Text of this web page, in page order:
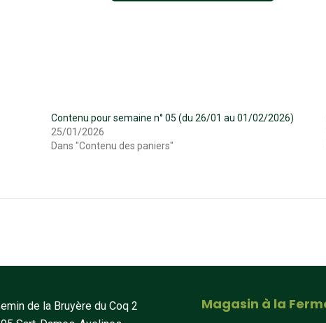
Contenu pour semaine n° 05 (du 26/01 au 01/02/2026)
25/01/2026
Dans "Contenu des paniers"
de la Bruyère du Coq 2
Magasin à la